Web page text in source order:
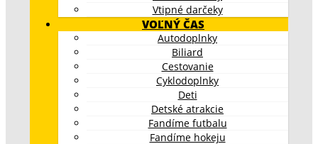
Vtipné darčeky
VOĽNÝ ČAS
Autodoplnky
Biliard
Cestovanie
Cyklodoplnky
Deti
Detské atrakcie
Fandíme futbalu
Fandíme hokeju